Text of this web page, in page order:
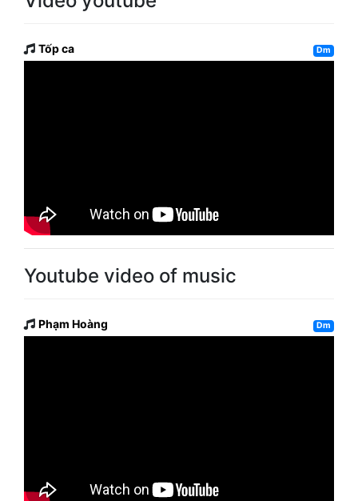
Tốp ca Dm
Youtube video of music
Phạm Hoàng Dm